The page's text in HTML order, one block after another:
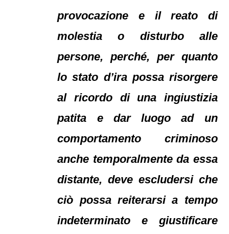
provocazione e il reato di
molestia o disturbo alle
persone, perché, per quanto
lo stato d’ira possa risorgere
al ricordo di una ingiustizia
patita e dar luogo ad un
comportamento criminoso
anche temporalmente da essa
distante, deve escludersi che
ciò possa reiterarsi a tempo
indeterminato e giustificare